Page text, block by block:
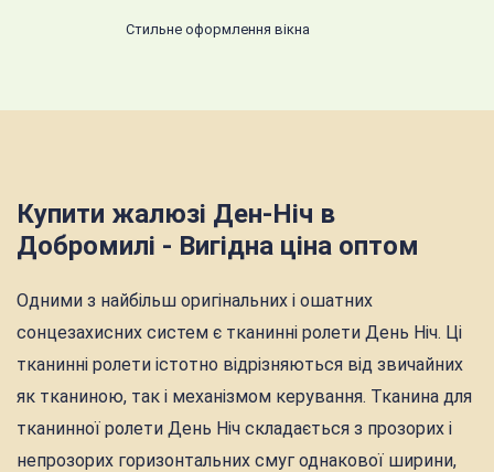
Стильне оформлення вікна
Купити жалюзі Ден-Ніч в
Добромилі - Вигідна ціна оптом
Одними з найбільш оригінальних і ошатних
сонцезахисних систем є тканинні ролети День Ніч. Ці
тканинні ролети істотно відрізняються від звичайних
як тканиною, так і механізмом керування. Тканина для
тканинної ролети День Ніч складається з прозорих і
непрозорих горизонтальних смуг однакової ширини,